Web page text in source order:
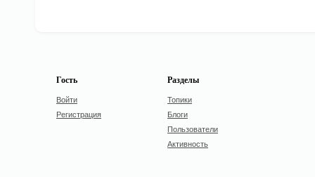
Гость
Войти
Регистрация
Разделы
Топики
Блоги
Пользователи
Активность